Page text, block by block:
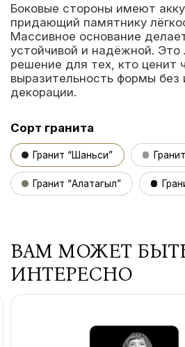
Боковые стороны имеют
придающий памятнику
Массивное основание
устойчивой и надёжной. Это
решение для тех, кто ценит
выразительность формы без
декорации.
Сорт гранита
Гранит “Шаньси”
Гранит “Алатагыл”
ВАМ МОЖЕТ
ИНТЕРЕСНО